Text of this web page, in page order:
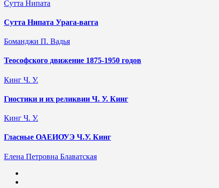
Сутта Нипата
Сутта Нипата Урага-вагга
Боманджи П. Вадья
Теософского движение 1875-1950 годов
Кинг Ч. У.
Гностики и их реликвии Ч. У. Кинг
Кинг Ч. У.
Гласные ОАЕИО̄УЭ Ч.У. Кинг
Елена Петровна Блаватская